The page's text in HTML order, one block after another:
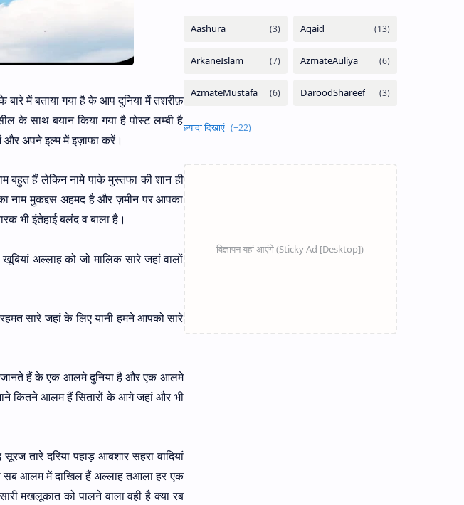
में बताया गया है के आप दुनिया में तशरीफ़
के साथ बयान किया गया है पोस्ट लम्बी है
अपने इल्म में इज़ाफा करें।
बहुत हैं लेकिन नामे पाके मुस्तफा की शान ही
नाम मुकद्दस अहमद है और ज़मीन पर आपका
भी इंतेहाई बलंद व बाला है।
अल्लाह को जो मालिक सारे जहां वालों
सारे जहां के लिए यानी हमने आपको सारे
जानते हैं के एक आलमे दुनिया है और एक आलमे
कितने आलम हैं सितारों के आगे जहां और भी
तारे दरिया पहाड़ आबशार सहरा वादियां
सब आलम में दाखिल हैं अल्लाह तआला हर एक
मखलूकात को पालने वाला वही है क्या रब